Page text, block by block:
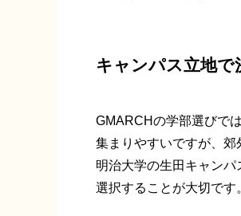
キャンパス立地で
GMARCHの学部選びで
集まりやすいですが、
明治大学の生田キャン
選択することが大切です